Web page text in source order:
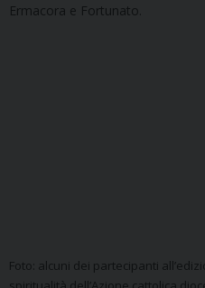
Ermacora e Fortunato.
Foto: alcuni dei partecipanti